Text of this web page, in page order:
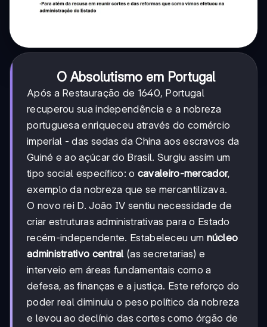
O Absolutismo em Portugal
Após a Restauração de 1640, Portugal
recuperou sua independência e a nobreza
portuguesa enriqueceu através do comércio
imperial - das sedas da China aos escravos da
Guiné e ao açúcar do Brasil. Surgiu assim um
tipo social específico: o cavaleiro-mercador,
exemplo da nobreza que se mercantilizava.
O novo rei D. João IV sentiu necessidade de
criar estruturas administrativas para o Estado
recém-independente. Estabeleceu um núcleo
administrativo central (as secretarias) e
interveio em áreas fundamentais como a
defesa, as finanças e a justiça. Este reforço do
poder real diminuiu o peso político da nobreza
e levou ao declínio das cortes como órgão de